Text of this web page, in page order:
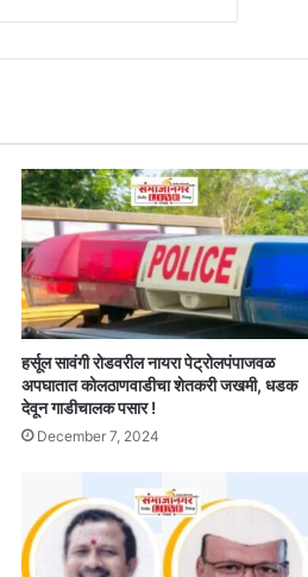
हर्सूल सावंगी रोडवरील नायरा पेट्रोलपंपाजवळ
अपघातात कोलठाणवाडीचा शेतकरी जखमी, धडक
देवून गाडीचालक पसार !
December 7, 2024